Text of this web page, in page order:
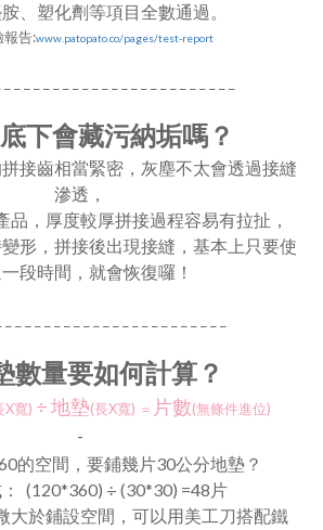
、塑化劑等項目全數通過。
報告:www.patopato.co/pages/test-report
下會藏污納垢嗎？
接齒相當緊密，灰塵不太會透過接縫
滲透，
品，厚度較厚拼接過程容易有拉扯，
形，拼接後出現接縫，基本上只要使
段時間，就會恢復囉！
數量要如何計算？
X寬) ÷地墊(長X寬) ＝ 片數(無條件進位)
-
的空間，要鋪幾片30公分地墊？
(120*360) ÷ (30*30) =48片
大於鋪設空間，可以用美工刀搭配鐵